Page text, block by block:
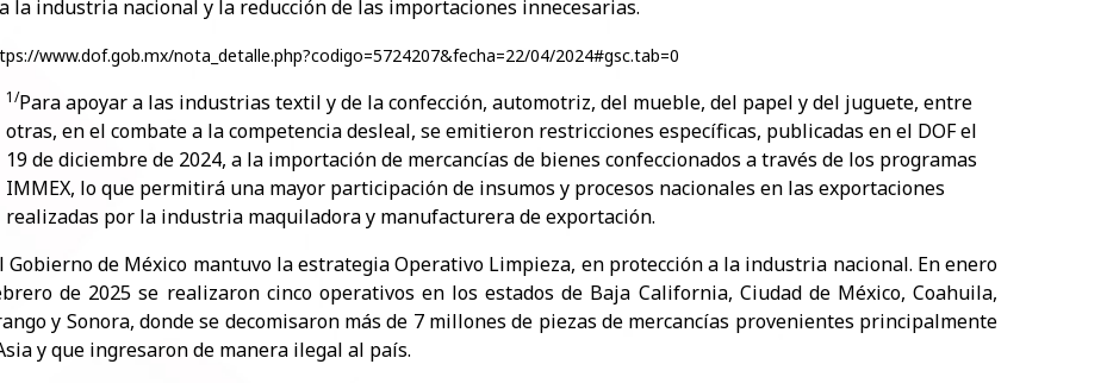
la industria nacional y la reducción de las importaciones innecesarias.
www.dof.gob.mx/nota_detalle.php?codigo=5724207&fecha=22/04/2024#gsc.tab=0
1/Para apoyar a las industrias textil y de la confección, automotriz, del mueble, del papel y del juguete, entre
otras, en el combate a la competencia desleal, se emitieron restricciones específicas, publicadas en el DOF el
19 de diciembre de 2024, a la importación de mercancías de bienes confeccionados a través de los programas
IMMEX, lo que permitirá una mayor participación de insumos y procesos nacionales en las exportaciones
realizadas por la industria maquiladora y manufacturera de exportación.
Gobierno de México mantuvo la estrategia Operativo Limpieza, en protección a la industria nacional. En enero
de 2025 se realizaron cinco operativos en los estados de Baja California, Ciudad de México, Coahuila,
y Sonora, donde se decomisaron más de 7 millones de piezas de mercancías provenientes principalmente
y que ingresaron de manera ilegal al país.